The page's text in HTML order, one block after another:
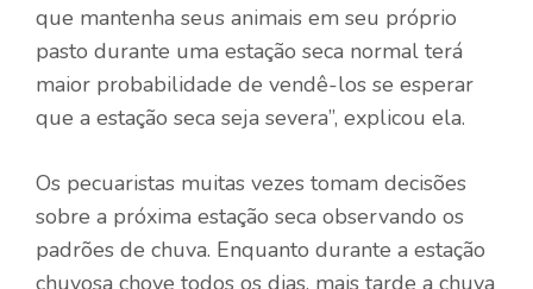
que mantenha seus animais em seu próprio
pasto durante uma estação seca normal terá
maior probabilidade de vendê-los se esperar
que a estação seca seja severa”, explicou ela.
Os pecuaristas muitas vezes tomam decisões
sobre a próxima estação seca observando os
padrões de chuva. Enquanto durante a estação
chuvosa chove todos os dias, mais tarde a chuva